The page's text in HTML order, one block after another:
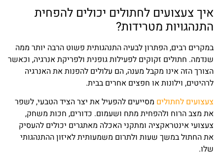
איך צעצועים לחתולים יכולים להפחית
התנהגויות מטרידות?
במקרים רבים, הפתרון לבעיה התנהגותית פשוט הרבה יותר ממה
שנדמה. חתולים זקוקים לפעילות גופנית ולפריקת אנרגיה, וכאשר
הצורך הזה אינו מקבל מענה, הם עלולים להפנות את האנרגיה
לרהיטים, וילונות או חפצים אחרים בבית.
צעצועים לחתולים מסייעים להפעיל את יצר הציד הטבעי, לשפר
את מצב הרוח ולהפחית מתח ושעמום. כדורים, חכות משחק,
צעצועי אינטראקציה ומתקני האכלה מאתגרים יכולים להעסיק
את החתול במשך שעות ולתרום משמעותית לאיזון ההתנהגותי
שלו.